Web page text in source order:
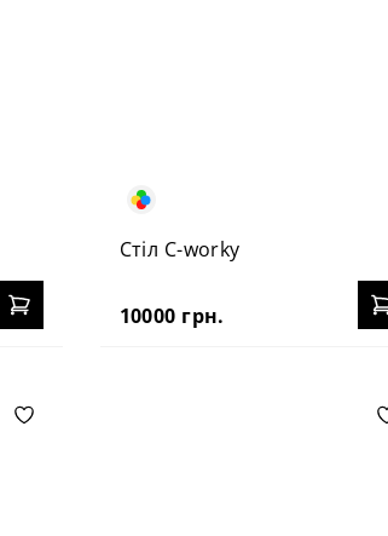
Стіл C-worky
10000 грн.